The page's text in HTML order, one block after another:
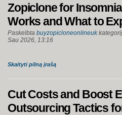
Zopiclone for
Works and What to
Paskelbta buyzopicloneonlineuk
Sau 2026, 13:16
Skaityti pilną įrašą
Cut Costs and Boost
Outsourcing Tactics